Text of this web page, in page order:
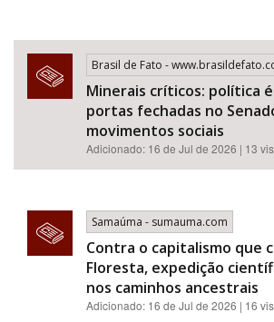
Brasil de Fato -
Minerais críticos: política
portas fechadas no
movimentos sociais
Adicionado: 16 de Jul de 2026 | 13
Samaúma - sumauma.com
Contra o capitalismo que
Floresta, expedição
nos caminhos ancestrais
Adicionado: 16 de Jul de 2026 | 16